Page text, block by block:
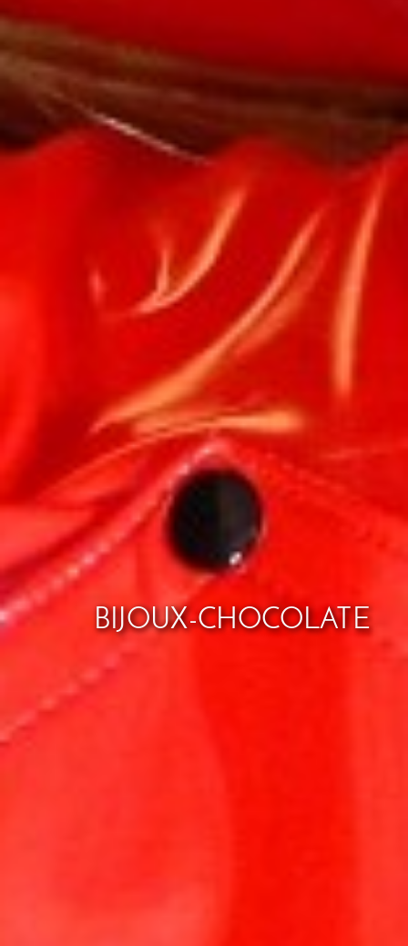
BIJOUX-CHOCOLATE